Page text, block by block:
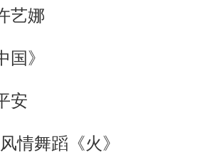
娜
》
安
舞蹈《火》